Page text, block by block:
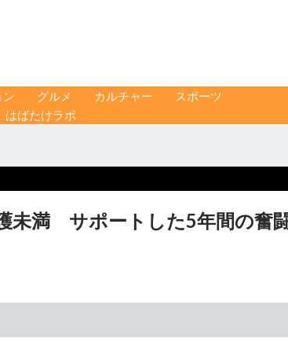
ン グルメ カルチャー
スポーツ
はばたけラボ
未満 サポートした5年間の奮